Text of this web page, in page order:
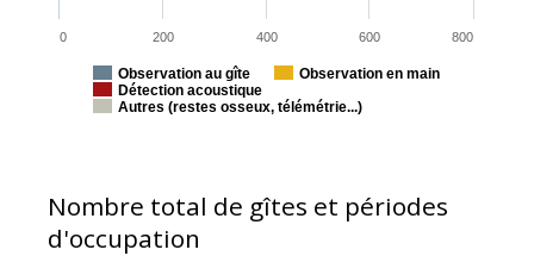
Observation au gîte
Observation en main
Détection acoustique
Autres (restes osseux, télémétrie...)
0 200 400 600 800
Nombre total de gîtes et périodes
d'occupation